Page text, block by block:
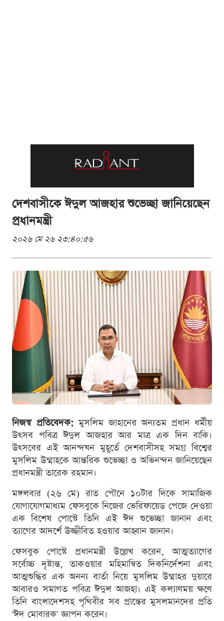
দেশবাসীকে ঈদুল আজহার শুভেচ্ছা জানিয়েছেন
প্রধানমন্ত্রী
২০২৬ মে ২৬ ২৩:৪০:৫৬
নিজস্ব প্রতিবেদক:মুসলিম জাহানের অন্যতম প্রধান ধর্মীয়
উৎসব পবিত্র ঈদুল আজহার আর মাত্র এক দিন বাকি।
উৎসবের এই আনন্দঘন মুহূর্তে দেশবাসীসহ সমগ্র বিশ্বের
মুসলিম উম্মাহকে আন্তরিক শুভেচ্ছা ও অভিনন্দন জানিয়েছেন
প্রধানমন্ত্রী তারেক রহমান।
মঙ্গলবার (২৬ মে) রাত পৌনে ১০টার দিকে সামাজিক
যোগাযোগমাধ্যম ফেসবুকে নিজের ভেরিফায়েড পেজে দেওয়া
এক বিশেষ পোস্টে তিনি এই ঈদ শুভেচ্ছা জানান এবং
ত্যাগের আদর্শে উজ্জীবিত হওয়ার আহ্বান জানান।
ফেসবুক পোস্টে প্রধানমন্ত্রী উল্লেখ করেন, আত্মত্যাগের
সর্বোচ্চ দৃষ্টান্ত, তাকওয়ার মহিমান্বিত দিকনির্দেশনা এবং
আত্মশুদ্ধির এক অনন্য বার্তা নিয়ে মুসলিম উম্মাহর দুয়ারে
আবারও সমাগত পবিত্র ঈদুল আজহা। এই কল্যাণময় ক্ষণে
তিনি বাংলাদেশসহ পৃথিবীর সব প্রান্তের মুসলমানদের প্রতি
'ঈদ মোবারক' জ্ঞাপন করেন।